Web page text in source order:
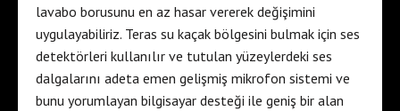
lavabo borusunu en az hasar vererek değişimini
uygulayabiliriz. Teras su kaçak bölgesini bulmak için ses
detektörleri kullanılır ve tutulan yüzeylerdeki ses
dalgalarını adeta emen gelişmiş mikrofon sistemi ve
bunu yorumlayan bilgisayar desteği ile geniş bir alan